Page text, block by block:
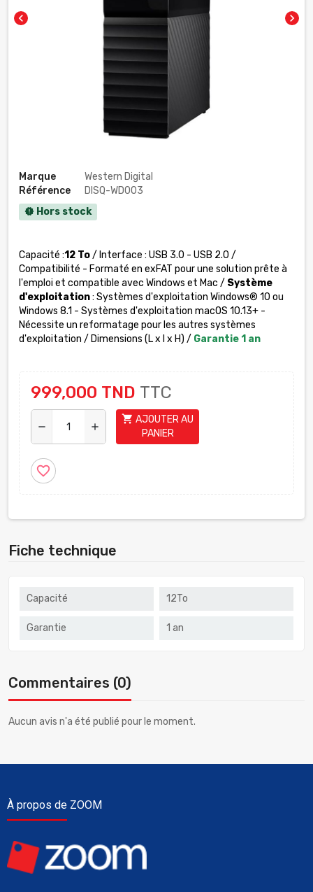
chevron_left chevron_right
Marque
Western Digital
Référence
DISQ-WD003
new_releases Hors stock
Capacité :12 To/ Interface : USB 3.0 - USB 2.0 /
Compatibilité - Formaté en exFAT pour une solution prête à
l'emploi et compatible avec Windows et Mac / Système
d'exploitation: Systèmes d'exploitation Windows® 10 ou
Windows 8.1 - Systèmes d'exploitation macOS 10.13+ -
Nécessite un reformatage pour les autres systèmes
d'exploitation / Dimensions (L x l x H) / Garantie 1 an
999,000 TND TTC
remove add
shopping_cart AJOUTER AU
PANIER
favorite_border
Fiche technique
Capacité 12To
Garantie 1 an
Commentaires (0)
Aucun avis n'a été publié pour le moment.
À propos de ZOOM